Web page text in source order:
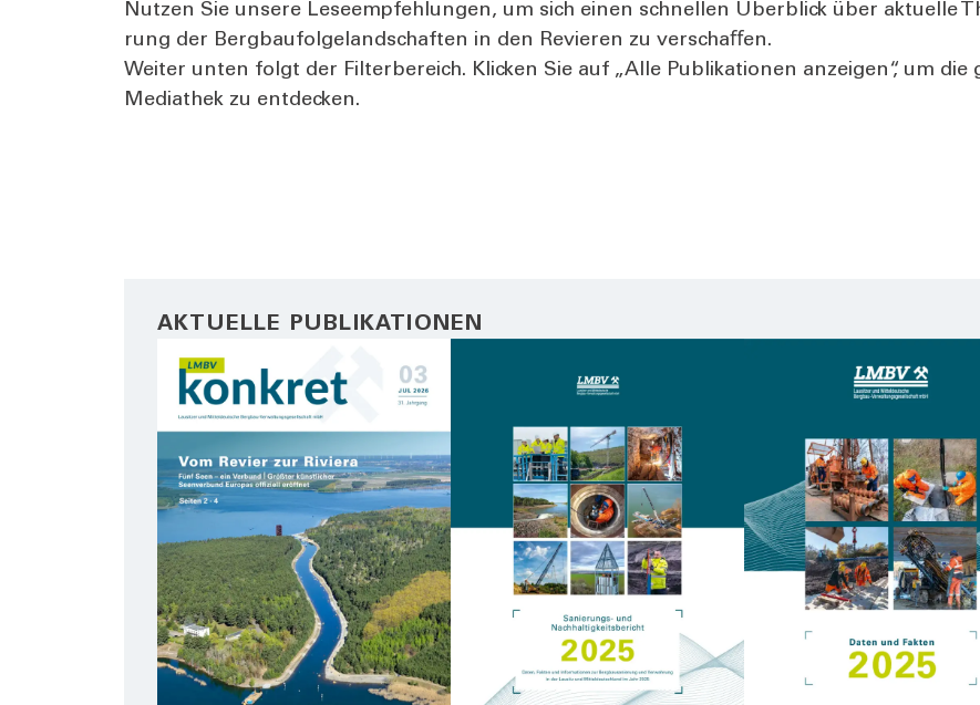
Nut­zen Sie unse­re Lese­emp­feh­lun­gen, um sich einen schnel­len Über­blick über aktu­el­le
rung der Berg­bau­fol­ge­land­schaf­ten in den Revie­ren zu ver­schaﬀen.
Wei­ter unten folgt der Fil­ter­be­reich. Kli­cken Sie auf „Alle Publi­ka­tio­nen anzei­gen“, um
Media­thek zu ent­de­cken.
AKTUELLE PUBLIKATIONEN